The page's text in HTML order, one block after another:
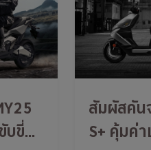
บขี่
สัมผัสคัน
S+ คุ้มค่าแค่ไหนกับ อีวีไบค์